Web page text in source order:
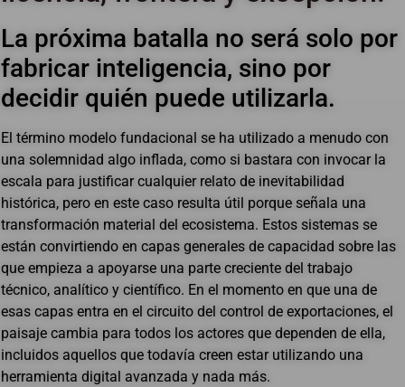
La próxima batalla no será solo por
fabricar inteligencia, sino por
decidir quién puede utilizarla.
El término modelo fundacional se ha utilizado a menudo con
una solemnidad algo inflada, como si bastara con invocar la
escala para justificar cualquier relato de inevitabilidad
histórica, pero en este caso resulta útil porque señala una
transformación material del ecosistema. Estos sistemas se
están convirtiendo en capas generales de capacidad sobre las
que empieza a apoyarse una parte creciente del trabajo
técnico, analítico y científico. En el momento en que una de
esas capas entra en el circuito del control de exportaciones, el
paisaje cambia para todos los actores que dependen de ella,
incluidos aquellos que todavía creen estar utilizando una
herramienta digital avanzada y nada más.